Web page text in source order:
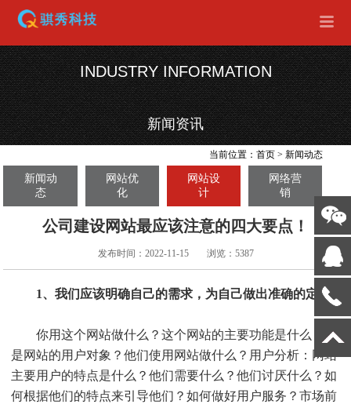
INDUSTRY INFORMATION
新闻资讯
当前位置：首页 >新闻动态
新闻动
态
网站优
化
网站设
计
网络营
销
公司建设网站最应该注意的四大要点！
发布时间：2022-11-15 浏览：5387
1、我们应该明确自己的需求，为自己做出准确的定位
你用这个网站做什么？这个网站的主要功能是什么？谁
是网站的用户对象？他们使用网站做什么？用户分析：网站
主要用户的特点是什么？他们需要什么？他们讨厌什么？如
何根据他们的特点来引导他们？如何做好用户服务？市场前